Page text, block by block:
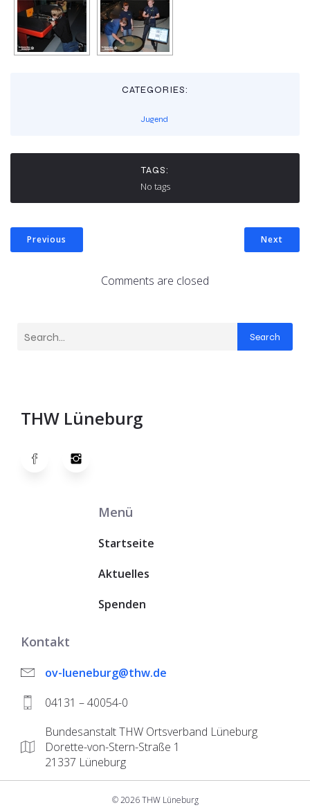
CATEGORIES:
Jugend
TAGS:
No tags
Previous Next
Comments are closed
Search
THW Lüneburg
Menü
Startseite
Aktuelles
Spenden
Kontakt
ov-lueneburg@thw.de
04131 – 40054-0
Bundesanstalt THW Ortsverband Lüneburg
Dorette-von-Stern-Straße 1
21337 Lüneburg
© 2026 THW Lüneburg